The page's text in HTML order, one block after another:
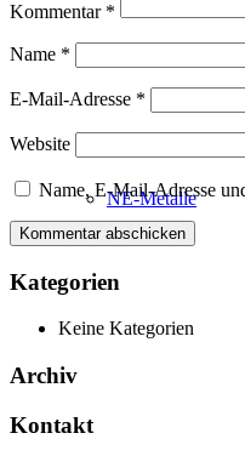
NE-Metalle
Kommentar *
Name *
E-Mail-Adresse *
Website
Name, E-Mail-Adresse
Kategorien
Keine Kategorien
Archiv
Kontakt